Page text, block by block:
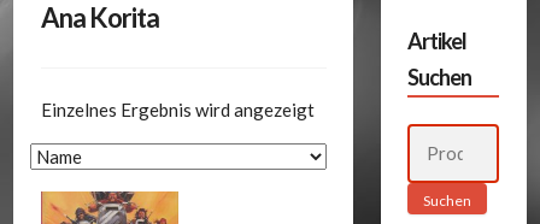
Ana Korita
Einzelnes Ergebnis wird angezeigt
Artikel
Suchen
Suchen